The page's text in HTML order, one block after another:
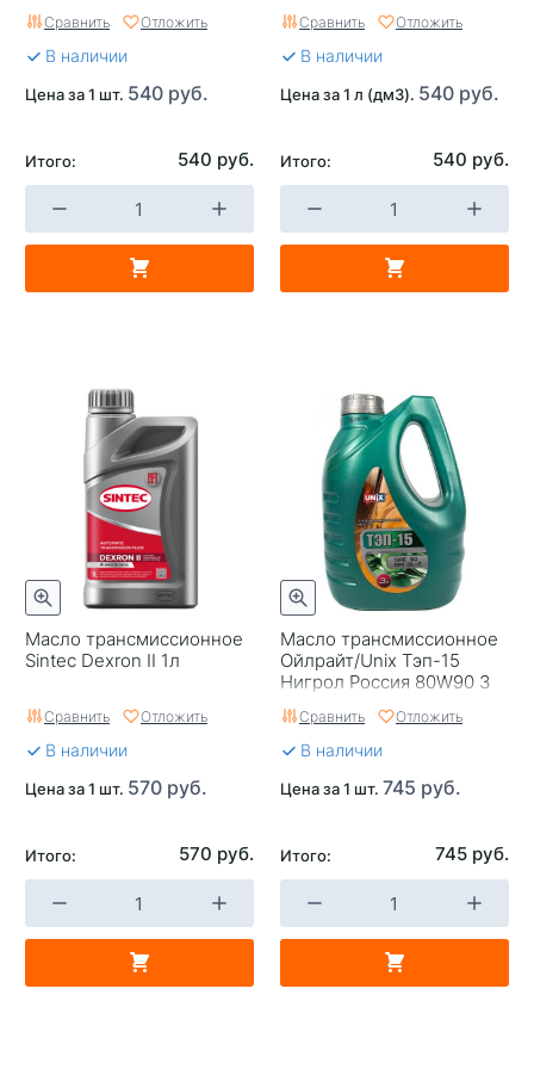
Сравнить Отложить
В наличии
Цена за 1 шт. 540 руб.
Итого: 540 руб.
Сравнить Отложить
В наличии
Цена за 1 л (дм3). 540 руб.
Итого: 540 руб.
Масло трансмиссионное
Sintec Dexron II 1л
Сравнить Отложить
В наличии
Цена за 1 шт. 570 руб.
Итого: 570 руб.
Масло трансмиссионное
Ойлрайт/Unix Тэп-15
Нигрол Россия 80W90 3
Сравнить Отложить
В наличии
Цена за 1 шт. 745 руб.
Итого: 745 руб.